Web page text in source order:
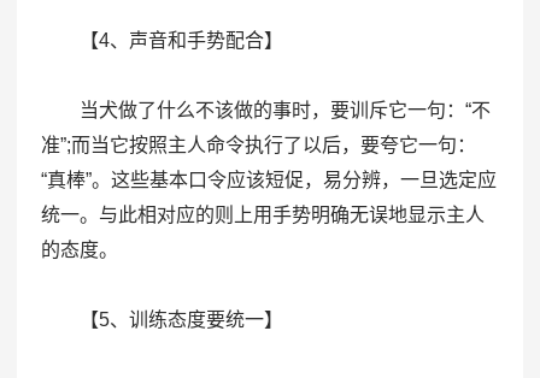
【4、声音和手势配合】
当犬做了什么不该做的事时，要训斥它一句：“不
准”;而当它按照主人命令执行了以后，要夸它一句：
“真棒”。这些基本口令应该短促，易分辨，一旦选定应
统一。与此相对应的则上用手势明确无误地显示主人
的态度。
【5、训练态度要统一】